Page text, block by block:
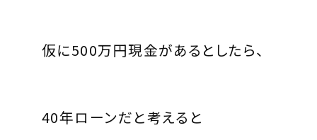
仮に500万円現金があるとしたら、
40年ローンだと考えると